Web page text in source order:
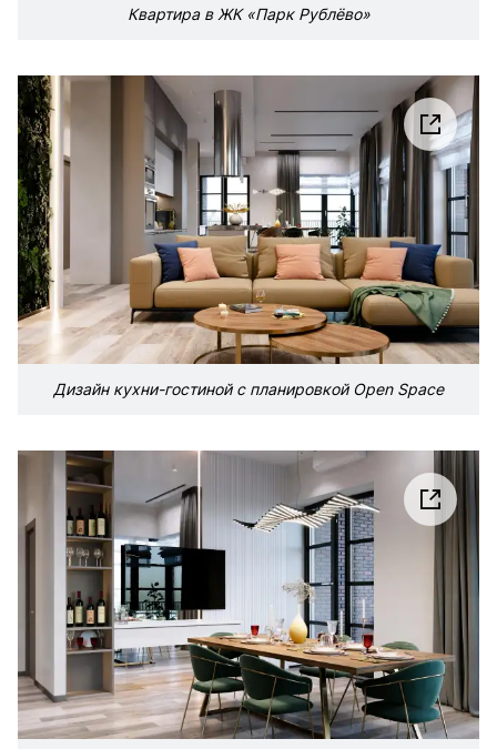
Квартира в ЖК «Парк Рублёво»
Дизайн кухни-гостиной с планировкой Open Space